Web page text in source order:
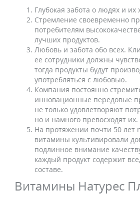
Глубокая забота о людях и
Стремление своевременно
потребителям
лучших продуктов.
Любовь и забота обо всех.
ее сотрудники должны
тогда продукты будут
употребляться с любовью.
Компания постоянно
инновационные передовые
не только удовлетворяют
но и намного превосходят их.
На протяжении почти 50 лет
витамины культивировали
подлинное внимание
каждый продукт содержит
составе.
Витамины Натурес